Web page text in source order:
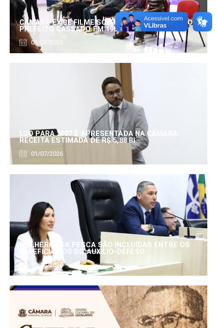
CÂMARA EXIBE FILME SOBRE EDUARDO SERRANO,
PREFEITO CASSADO EM 1960
01/07/2026
LDO PARA 2027 É APRESENTADA NA CÂMARA:
RECEITA ESTIMADA DE R$ 5,88 BI
01/07/2026
MULHERES DA PESCA SÃO INCLUÍDAS ENTRE OS
BENEFICIÁRIOS DO AUXÍLIO-DEFESO
30/06/2026